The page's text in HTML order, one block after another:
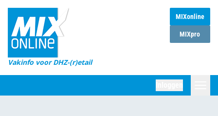
MIXonline
MIXpro
Vakinfo voor DHZ-(r)etail
Home
Magazines
DHZ Sessie